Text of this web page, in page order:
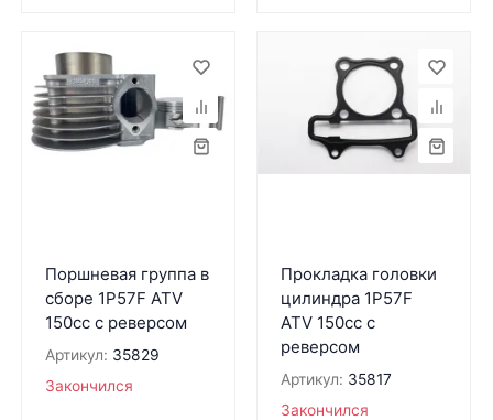
Поршневая группа в
сборе 1P57F ATV
150cc c реверсом
Артикул: 35829
Закончился
Прокладка головки
цилиндра 1P57F
ATV 150cc c
реверсом
Артикул: 35817
Закончился